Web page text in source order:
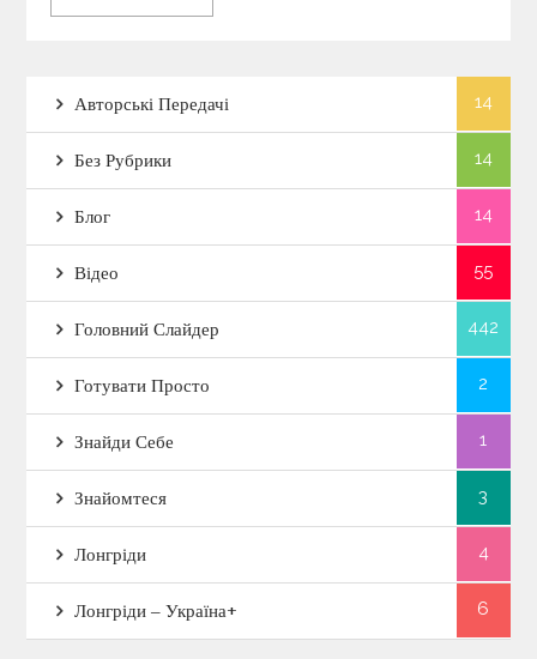
Авторські Передачі 14
Без Рубрики 14
Блог 14
Відео 55
Головний Слайдер 442
Готувати Просто 2
Знайди Себе 1
Знайомтеся 3
Лонгріди 4
Лонгріди – Україна+ 6